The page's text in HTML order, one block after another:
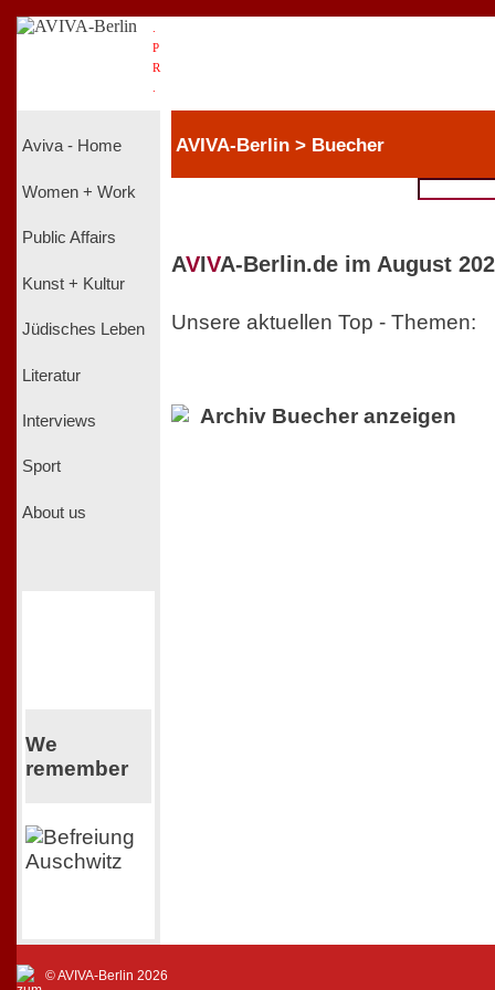
P
R
Aviva - Home
Women + Work
Public Affairs
Kunst + Kultur
Jüdisches Leben
Literatur
Interviews
Sport
About us
We
remember
AVIVA-Berlin > Buecher
AVIVA-Berlin.de im August
Unsere aktuellen Top - Themen:
Archiv Buecher anzeigen
© AVIVA-Berlin 2026